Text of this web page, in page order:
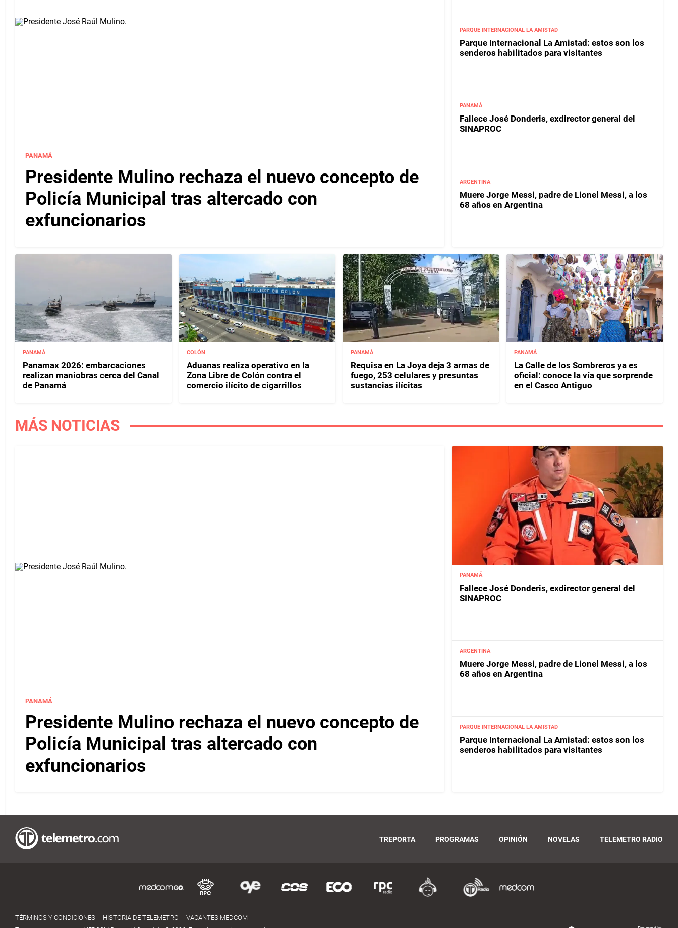
PANAMÁ
Presidente Mulino rechaza el nuevo concepto de
Policía Municipal tras altercado con
exfuncionarios
PARQUE INTERNACIONAL LA AMISTAD
Parque Internacional La Amistad: estos son los
senderos habilitados para visitantes
PANAMÁ
Fallece José Donderis, exdirector general del
SINAPROC
ARGENTINA
Muere Jorge Messi, padre de Lionel Messi, a los
68 años en Argentina
PANAMÁ
Panamax 2026: embarcaciones
realizan maniobras cerca del Canal
de Panamá
COLÓN
Aduanas realiza operativo en la
Zona Libre de Colón contra el
comercio ilícito de cigarrillos
PANAMÁ
Requisa en La Joya deja 3 armas de
fuego, 253 celulares y presuntas
sustancias ilícitas
PANAMÁ
La Calle de los Sombreros ya es
oficial: conoce la vía que sorprende
en el Casco Antiguo
MÁS NOTICIAS
PANAMÁ
Presidente Mulino rechaza el nuevo concepto de
Policía Municipal tras altercado con
exfuncionarios
PANAMÁ
Fallece José Donderis, exdirector general del
SINAPROC
ARGENTINA
Muere Jorge Messi, padre de Lionel Messi, a los
68 años en Argentina
PARQUE INTERNACIONAL LA AMISTAD
Parque Internacional La Amistad: estos son los
senderos habilitados para visitantes
TREPORTA PROGRAMAS OPINIÓN NOVELAS TELEMETRO RADIO
TÉRMINOS Y CONDICIONES HISTORIA DE TELEMETRO VACANTES MEDCOM